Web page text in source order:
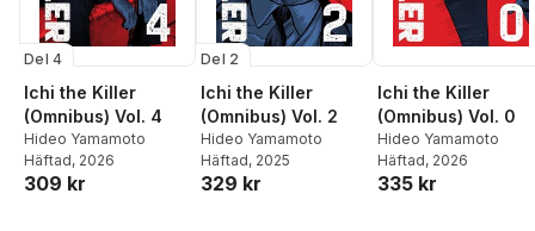
Del 4
Ichi the Killer
(Omnibus) Vol. 4
Hideo Yamamoto
Häftad, 2026
309 kr
Del 2
Ichi the Killer
(Omnibus) Vol. 2
Hideo Yamamoto
Häftad, 2025
329 kr
Ichi the Killer
(Omnibus) Vol. 0
Hideo Yamamoto
Häftad, 2026
335 kr